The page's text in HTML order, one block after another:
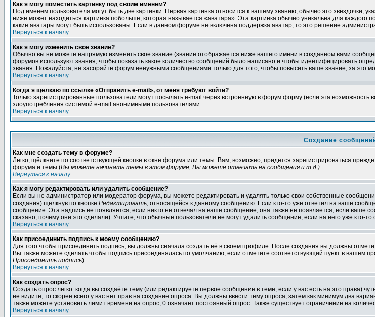
Как я могу поместить картинку под своим именем?
Под именем пользователя могут быть две картинки. Первая картинка относится к вашему званию, обычно это
ниже может находиться картинка побольше, которая называется «аватара». Эта картинка обычно уникальна для каждого
какие аватары могут быть использованы. Если в данном форуме не включена поддержка аватар, то это решение
Вернуться к началу
Как я могу изменить свое звание?
Обычно вы не можете напрямую изменить свое звание (звание отображается ниже вашего имени в созданном вами
форумов используют звания, чтобы показать какое количество сообщений было написано и чтобы идентифицировать
звания. Пожалуйста, не засоряйте форум ненужными сообщениями только для того, чтобы повысить ваше звание, за это
Вернуться к началу
Когда я щёлкаю по ссылке «Отправить e-mail», от меня требуют войти?
Только зарегистрированные пользователи могут посылать e-mail через встроенную в форум форму (если эта
злоупотребления системой e-mail анонимными пользователями.
Вернуться к началу
Создание
Как мне создать тему в форуме?
Легко, щёлкните по соответствующей кнопке в окне форума или темы. Вам, возможно, придется зарегистрироваться
форума и темы (Вы можете начинать темы в этом форуме, Вы можете отвечать на сообщения и т.д.)
Вернуться к началу
Как я могу редактировать или удалить сообщение?
Если вы не администратор или модератор форума, вы можете редактировать и удалять только свои собственные
создания) щёлкнув по кнопке Редактировать, относящейся к данному сообщению. Если кто-то уже ответил на ваше
сообщение. Эта надпись не появляется, если никто не отвечал на ваше сообщение, она также не появляется, если ваше
сказано, почему они это сделали). Учтите, что обычные пользователи не могут удалить сообщение, если на него уже кто-то
Вернуться к началу
Как присоединить подпись к моему сообщению?
Для того чтобы присоединить подпись, вы должны сначала создать её в своем профиле. После создания вы должны
Вы также можете сделать чтобы подпись присоединялась по умолчанию, если отметите соответствующий пункт в вашем
Присоединить подпись)
Вернуться к началу
Как создать опрос?
Создать опрос легко: когда вы создаёте тему (или редактируете первое сообщение в теме, если у вас есть на это
не видите, то скорее всего у вас нет прав на создание опроса. Вы должны ввести тему опроса, затем как минимум два
также можете установить лимит времени на опрос, 0 означает постоянный опрос. Также существует ограничение на
Вернуться к началу